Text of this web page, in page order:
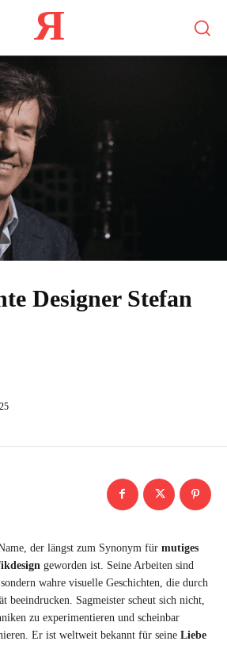
Я
Designer Stefan
der längst zum Synonym für mutiges
geworden ist. Seine Arbeiten sind
wahre visuelle Geschichten, die durch
Sagmeister scheut sich nicht,
zu experimentieren und scheinbar
Er ist weltweit bekannt für seine Liebe